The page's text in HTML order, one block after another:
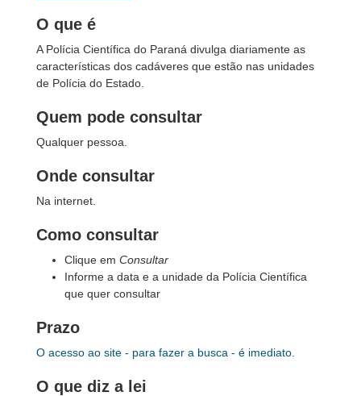
O que é
A Polícia Científica do Paraná divulga diariamente as
características dos cadáveres que estão nas unidades
de Polícia do Estado.
Quem pode consultar
Qualquer pessoa.
Onde consultar
Na internet.
Como consultar
Clique em Consultar
Informe a data e a unidade da Polícia Científica
que quer consultar
Prazo
O acesso ao site - para fazer a busca - é imediato.
O que diz a lei